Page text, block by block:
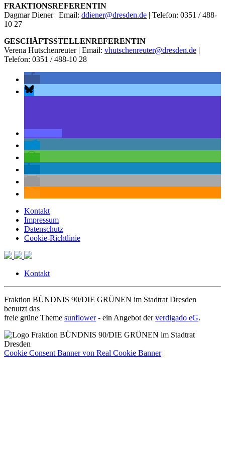
FRAKTIONSREFERENTIN
Dagmar Diener | Email: ddiener@dresden.de | Telefon: 0351 / 488-
10 27
GESCHÄFTSSTELLENREFERENTIN
Verena Hutschenreuter | Email: vhutschenreuter@dresden.de |
Telefon: 0351 / 488-10 28
Kontakt
Impressum
Datenschutz
Cookie-Richtlinie
Kontakt
Fraktion BÜNDNIS 90/DIE GRÜNEN im Stadtrat Dresden
benutzt das
freie grüne Theme sunflower‐ ein Angebot derverdigado eG.
Cookie Consent Banner von Real Cookie Banner